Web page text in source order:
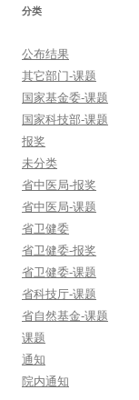
分类
公布结果
其它部门-课题
国家基金委-课题
国家科技部-课题
报奖
未分类
省中医局-报奖
省中医局-课题
省卫健委
省卫健委-报奖
省卫健委-课题
省科技厅-课题
省自然基金-课题
课题
通知
院内通知